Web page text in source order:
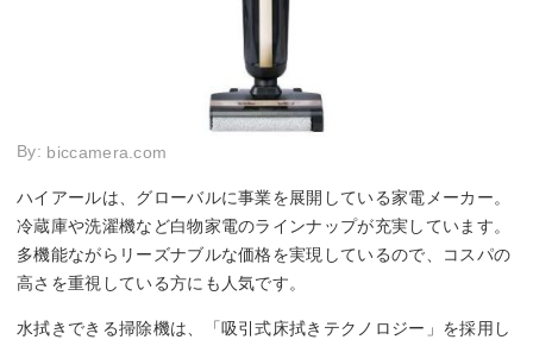
By: biccamera.com
ハイアールは、グローバルに事業を展開している家電メーカー。
冷蔵庫や洗濯機など白物家電のラインナップが充実しています。
多機能ながらリーズナブルな価格を実現しているので、コスパの
高さを重視している方にも人気です。
水拭きできる掃除機は、「吸引式床拭きテクノロジー」を採用し